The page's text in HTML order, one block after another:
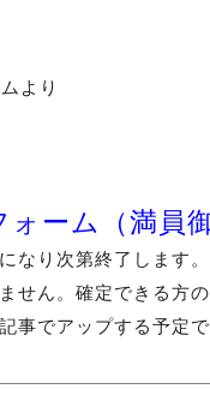
より
ォーム（満員
なり次第終了します。
せん。確定できる方の
事でアップする予定